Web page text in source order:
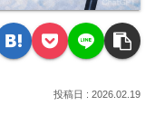
2026.02.19